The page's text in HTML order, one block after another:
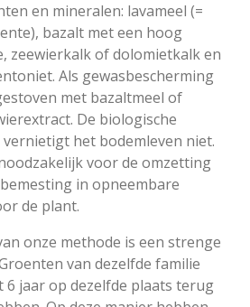
en mineralen: lavameel (=
bazalt met een hoog
zeewierkalk of dolomietkalk en
Als gewasbescherming
met bazaltmeel of
De biologische
het bodemleven niet.
voor de omzetting
in opneembare
de plant.
onze methode is een strenge
van dezelfde familie
6 jaar op dezelfde plaats terug